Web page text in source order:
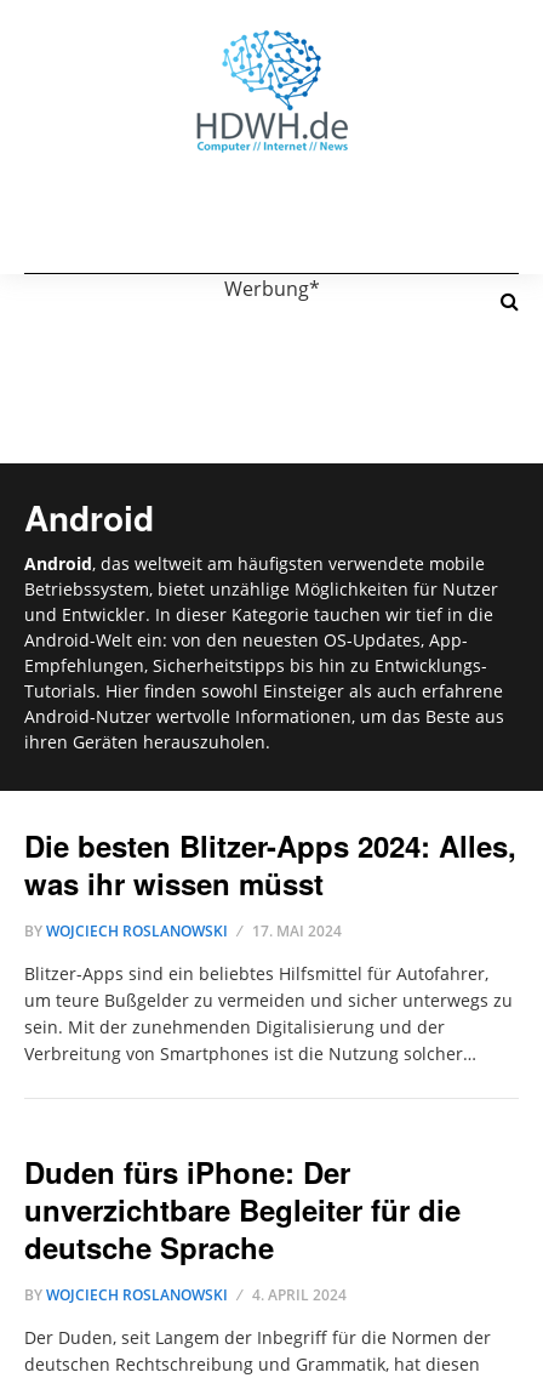
Werbung*
Android
Android, das weltweit am häufigsten verwendete mobile
Betriebssystem, bietet unzählige Möglichkeiten für Nutzer
und Entwickler. In dieser Kategorie tauchen wir tief in die
Android-Welt ein: von den neuesten OS-Updates, App-
Empfehlungen, Sicherheitstipps bis hin zu Entwicklungs-
Tutorials. Hier finden sowohl Einsteiger als auch erfahrene
Android-Nutzer wertvolle Informationen, um das Beste aus
ihren Geräten herauszuholen.
Die besten Blitzer-Apps 2024: Alles,
was ihr wissen müsst
BYWOJCIECH ROSLANOWSKI 17. MAI 2024
Blitzer-Apps sind ein beliebtes Hilfsmittel für Autofahrer,
um teure Bußgelder zu vermeiden und sicher unterwegs zu
sein. Mit der zunehmenden Digitalisierung und der
Verbreitung von Smartphones ist die Nutzung solcher…
Duden fürs iPhone: Der
unverzichtbare Begleiter für die
deutsche Sprache
BYWOJCIECH ROSLANOWSKI 4. APRIL 2024
Der Duden, seit Langem der Inbegriff für die Normen der
deutschen Rechtschreibung und Grammatik, hat diesen